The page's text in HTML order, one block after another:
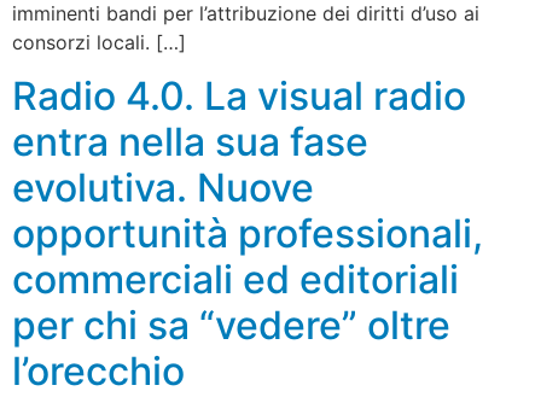
imminenti bandi per l’attribuzione dei diritti d’uso ai
consorzi locali. […]
Radio 4.0. La visual radio
entra nella sua fase
evolutiva. Nuove
opportunità professionali,
commerciali ed editoriali
per chi sa “vedere” oltre
l’orecchio